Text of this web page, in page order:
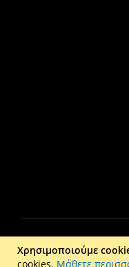
Χρησιμοποιούμε
cookies. Μάθετε